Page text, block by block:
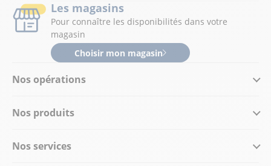
Nos opérations
Nos produits
Nos services
Les magasins
Pour connaître les disponibilités dans votre
magasin
Choisir mon magasin